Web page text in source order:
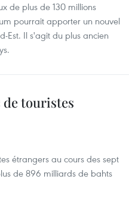
de plus de 130 millions
pourrait apporter un nouvel
Est. Il s'agit du plus ancien
de touristes
étrangers au cours des sept
de 896 milliards de bahts